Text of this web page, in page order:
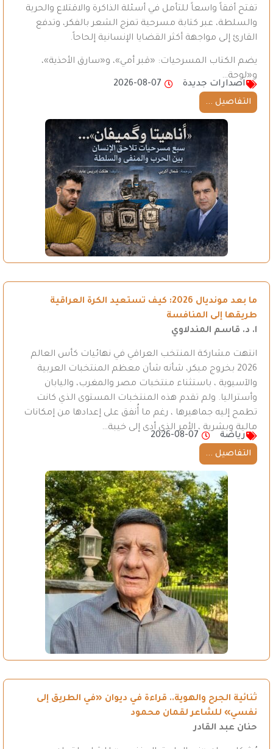
تفتح أفقاً واسعاً للتأمل في أسئلة الذاكرة والاقتلاع والحرية
والسلطة، عبر كتابة مسرحية تمزج الشعر بالفكر، وتدفع
القارئ إلى مواجهة أكثر القضايا الإنسانية إلحاحاً.
يضم الكتاب المسرحيات: «قبر أمي»، و«سارق الأحذية»،
و«لوحة…
اصدارات جديدة
2026-08-07
التفاصيل ...
ما بعد مونديال 2026: كيف تستعيد الكرة العراقية
طريقها إلى المنافسة
ا. د. قاسم المندلاوي
انتهت مشاركة المنتخب العراقي في نهائيات كأس العالم
2026 بخروج مبكر، شأنه شأن معظم المنتخبات العربية
والآسيوية ، باستثناء منتخبات مصر والمغرب، واليابان
وأستراليا. ولم تقدم هذه المنتخبات المستوى الذي كانت
تطمح إليه جماهيرها ، رغم ما أُنفق على إعدادها من إمكانات
مالية وبشرية ، الأمر الذي أدى إلى خيبة…
رياضة
2026-08-07
التفاصيل ...
ثنائية الجرح والهوية.. قراءة في ديوان «في الطريق إلى
نفسي» للشاعر لقمان محمود
حنان عبد القادر